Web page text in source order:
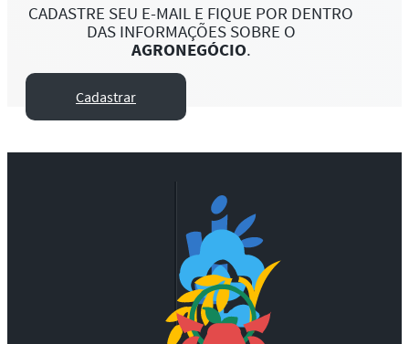
CADASTRE SEU E-MAIL E FIQUE POR DENTRO
DAS INFORMAÇÕES SOBRE O
AGRONEGÓCIO.
Cadastrar